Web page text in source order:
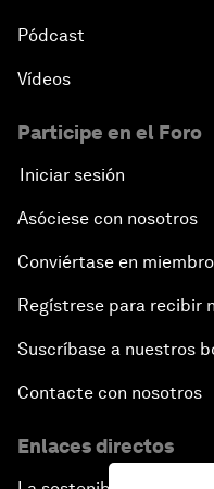
Pódcast
Vídeos
Participe en el Foro
Iniciar sesión
Asóciese con nosotros
Conviértase en miembro
Regístrese para recibir
Suscríbase a nuestros
Contacte con nosotros
Enlaces directos